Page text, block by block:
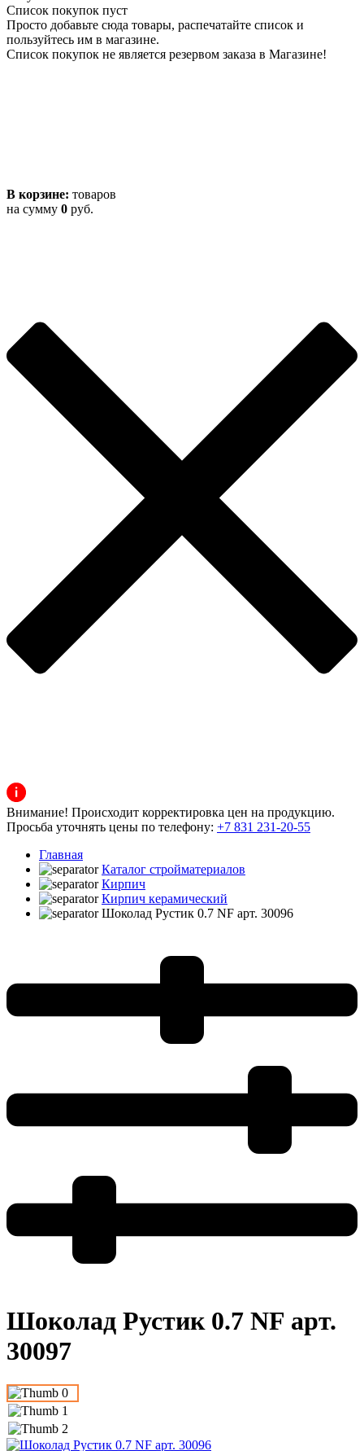
Список покупок пуст
Просто добавьте сюда товары, распечатайте список и
пользуйтесь им в магазине.
Список покупок не является резервом заказа в Магазине!
В корзине: товаров
на сумму 0 руб.
Внимание! Происходит корректировка цен на продукцию.
Просьба уточнять цены по телефону: +7 831 231-20-55
Главная
Каталог стройматериалов
Кирпич
Кирпич керамический
Шоколад Рустик 0.7 NF арт. 30096
Шоколад Рустик 0.7 NF арт.
30097